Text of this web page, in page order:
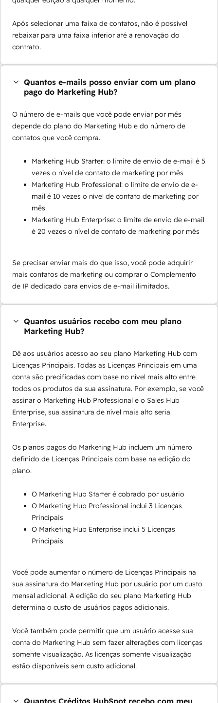
Após selecionar uma faixa de contatos, não é possível
rebaixar para uma faixa inferior até a renovação do
contrato.
Quantos e-mails posso enviar com um plano
pago do Marketing Hub?
O número de e-mails que você pode enviar por mês
depende do plano do Marketing Hub e do número de
contatos que você compra.
Marketing Hub Starter: o limite de envio de e-mail é 5
vezes o nível de contato de marketing por mês
Marketing Hub Professional: o limite de envio de e-
mail é 10 vezes o nível de contato de marketing por
mês
Marketing Hub Enterprise: o limite de envio de e-mail
é 20 vezes o nível de contato de marketing por mês
Se precisar enviar mais do que isso, você pode adquirir
mais contatos de marketing ou comprar o Complemento
de IP dedicado para envios de e-mail ilimitados.
Quantos usuários recebo com meu plano
Marketing Hub?
Dê aos usuários acesso ao seu plano Marketing Hub com
Licenças Principais. Todas as Licenças Principais em uma
conta são precificadas com base no nível mais alto entre
todos os produtos da sua assinatura. Por exemplo, se você
assinar o Marketing Hub Professional e o Sales Hub
Enterprise, sua assinatura de nível mais alto seria
Enterprise.
Os planos pagos do Marketing Hub incluem um número
definido de Licenças Principais com base na edição do
plano.
O Marketing Hub Starter é cobrado por usuário
O Marketing Hub Professional inclui 3 Licenças
Principais
O Marketing Hub Enterprise inclui 5 Licenças
Principais
Você pode aumentar o número de Licenças Principais na
sua assinatura do Marketing Hub por usuário por um custo
mensal adicional. A edição do seu plano Marketing Hub
determina o custo de usuários pagos adicionais.
Você também pode permitir que um usuário acesse sua
conta do Marketing Hub sem fazer alterações com licenças
somente visualização. As licenças somente visualização
estão disponíveis sem custo adicional.